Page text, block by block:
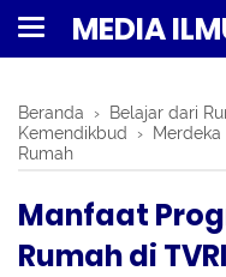
MEDIA
Beranda › Belajar dari
Kemendikbud › Merdeka
Rumah
Manfaat
Rumah di TVRI